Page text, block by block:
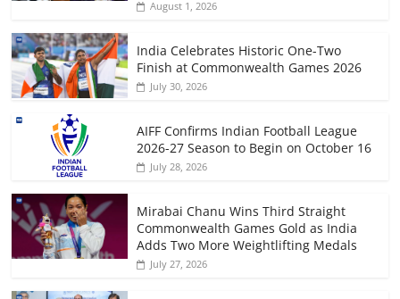
August 1, 2026
India Celebrates Historic One-Two
Finish at Commonwealth Games 2026
July 30, 2026
AIFF Confirms Indian Football League
2026-27 Season to Begin on October 16
July 28, 2026
Mirabai Chanu Wins Third Straight
Commonwealth Games Gold as India
Adds Two More Weightlifting Medals
July 27, 2026